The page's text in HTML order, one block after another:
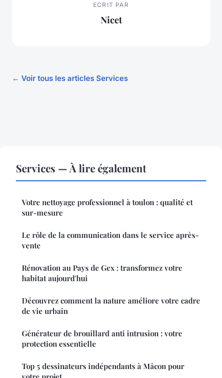
ECRIT PAR
Nicet
← Voir tous les articles Services
Services — À lire également
Votre nettoyage professionnel à toulon : qualité et
sur-mesure
Le rôle de la communication dans le service après-
vente
Rénovation au Pays de Gex : transformez votre
habitat aujourd'hui
Découvrez comment la nature améliore votre cadre
de vie urbain
Générateur de brouillard anti intrusion : votre
protection essentielle
Top 5 dessinateurs indépendants à Mâcon pour